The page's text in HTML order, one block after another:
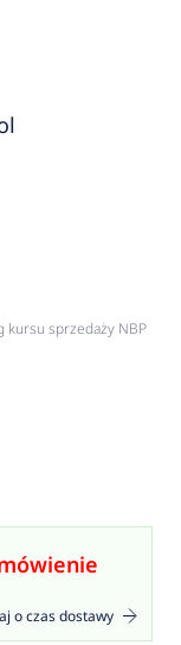
kursu sprzedaży NBP
o czas dostawy